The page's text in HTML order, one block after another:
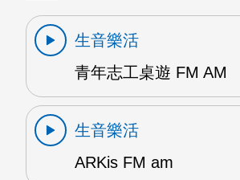
生音樂活
青年志工桌遊 FM AM
生音樂活
ARKis FM am